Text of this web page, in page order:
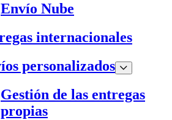
Envío Nube
internacionales
personalizados
Gestión de las entregas
propias